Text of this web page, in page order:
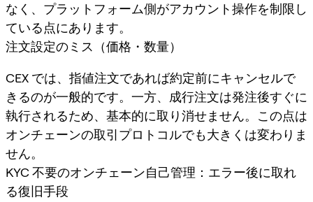
なく、プラットフォーム側がアカウント操作を制限し
ている点にあります。
注文設定のミス（価格・数量）
CEX では、指値注文であれば約定前にキャンセルで
きるのが一般的です。一方、成行注文は発注後すぐに
執行されるため、基本的に取り消せません。この点は
オンチェーンの取引プロトコルでも大きくは変わりま
せん。
KYC 不要のオンチェーン自己管理：エラー後に取れ
る復旧手段